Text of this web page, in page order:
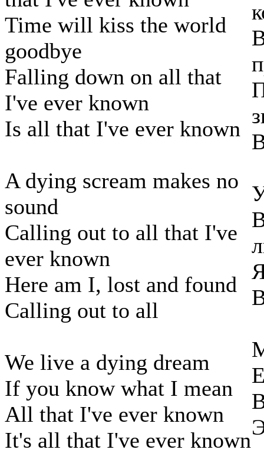
Time will kiss the world
goodbye
Falling down on all that
I've ever known
Is all that I've ever known
A dying scream makes no
sound
Calling out to all that I've
ever known
Here am I, lost and found
Calling out to all
We live a dying dream
If you know what I mean
All that I've ever known
It's all that I've ever known